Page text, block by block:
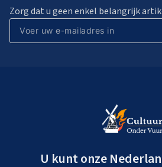
Zorg dat u geen enkel belangrijk
U kunt onze